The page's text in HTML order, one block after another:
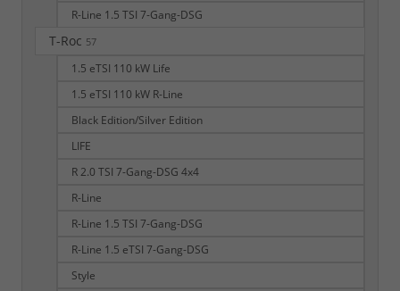
R-Line 1.5 TSI 7-Gang-DSG
T-Roc 57
1.5 eTSI 110 kW Life
1.5 eTSI 110 kW R-Line
Black Edition/Silver Edition
LIFE
R 2.0 TSI 7-Gang-DSG 4x4
R-Line
R-Line 1.5 TSI 7-Gang-DSG
R-Line 1.5 eTSI 7-Gang-DSG
Style